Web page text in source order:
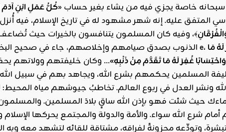
سبحانه خاصة يجزي فيه من يشاء بغير حساب «كُلُّ عَمَلِ ابْنِ آدَمَ
المتفق عليه. إنه شهر مشهود له في تاريخ الإسلام، فيه أُنزل
﴾، وفيه كان المسلمون يتنافسون بالخيرات حيث
مَا
غُفِرَ لَهُ مَا تَقَدَّمَ مِنْ ذَنْبِهِ»… وكان خليفتهم وولاتهم
المسلمين يحكمهم بشرع الله، ويجاهد بهم في سبيل
ونشر العدل في ربوع العالم. تخاطبُ جيوشهم مياه
ماءك حيث شئت فهو بإذن الله ساقٍ بلادَ المسلمين.
شرع الله سواء. والأمة والدولة والمجتمع يحركها